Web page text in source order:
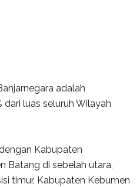
adalah
dari luas seluruh Wilayah
Kabupaten
Batang di sebelah utara,
timur, Kabupaten Kebumen